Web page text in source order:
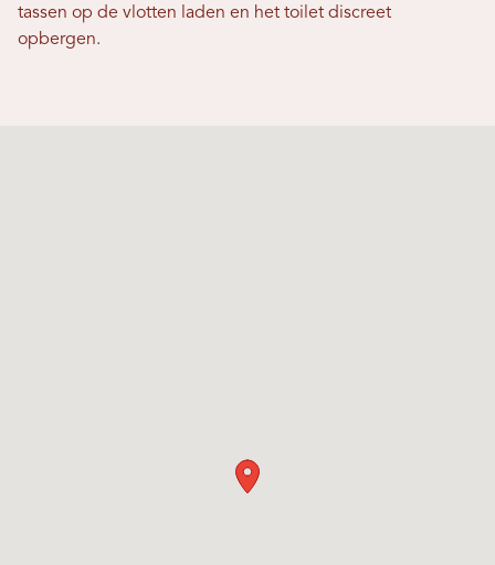
tassen op de vlotten laden en het toilet discreet
opbergen.